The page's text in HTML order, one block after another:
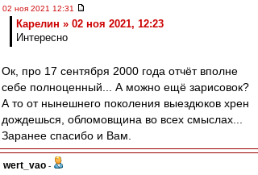
02 ноя 2021 12:31
Карелин » 02 ноя 2021, 12:23
Интересно
Ок, про 17 сентября 2000 года отчёт вполне
себе полноценный... А можно ещё зарисовок?
А то от нынешнего поколения выездюков хрен
дождешься, обломовщина во всех смыслах...
Заранее спасибо и Вам.
wert_vao -